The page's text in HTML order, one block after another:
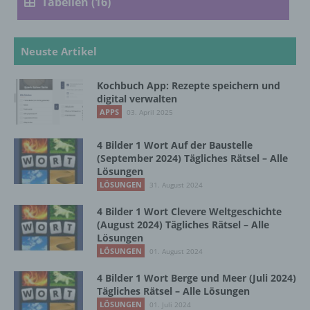
Neuste Artikel
Kochbuch App: Rezepte speichern und
digital verwalten
APPS 03. April 2025
4 Bilder 1 Wort Auf der Baustelle
(September 2024) Tägliches Rätsel – Alle
Lösungen
LÖSUNGEN 31. August 2024
4 Bilder 1 Wort Clevere Weltgeschichte
(August 2024) Tägliches Rätsel – Alle
Lösungen
LÖSUNGEN 01. August 2024
4 Bilder 1 Wort Berge und Meer (Juli 2024)
Tägliches Rätsel – Alle Lösungen
LÖSUNGEN 01. Juli 2024
Verarbeitung ist jeder mit oder ohne Hilfe
automatisierter Verfahren ausgeführte
Vorgang oder jede solche Vorgangsreihe im
Zusammenhang mit personenbezogenen
Daten wie das Erheben, das Erfassen, die
die Anpassung oder Veränderung, das
Auslesen, das Abfragen, die Verwendung,
die Offenlegung durch Übermittlung,
Bereitstellung, den Abgleich oder die
Verknüpfung, die Einschränkung, das
Löschen oder die Vernichtung.
d) Einschränkung der Verarbeitung
Einschränkung der Verarbeitung ist die
personenbezogener Daten mit dem Ziel, ihre
künftige Verarbeitung einzuschränken.